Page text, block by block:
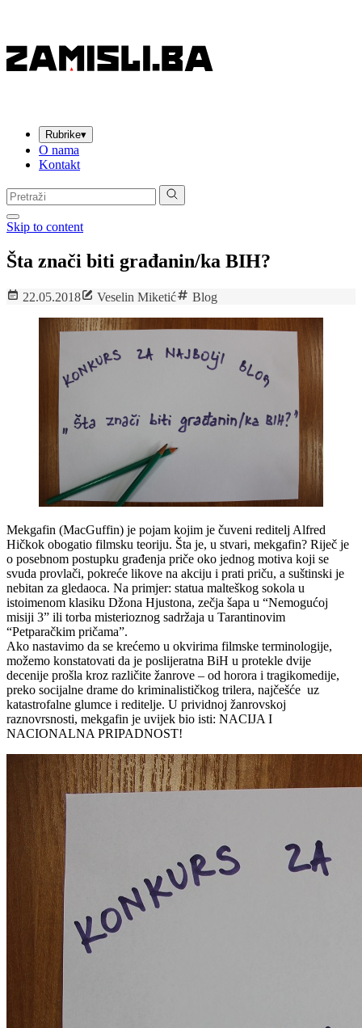
Rubrike▾
O nama
Kontakt
Pretraga:
Skip to content
Šta znači biti građanin/ka BIH?
22.05.2018 Veselin Miketić Blog
Mekgafin (MacGuffin) je pojam kojim je čuveni reditelj Alfred
Hičkok obogatio filmsku teoriju. Šta je, u stvari, mekgafin? Riječ je
o posebnom postupku građenja priče oko jednog motiva koji se
svuda provlači, pokreće likove na akciju i prati priču, a suštinski je
nebitan za gledaoca. Na primjer: statua malteškog sokola u
istoimenom klasiku Džona Hjustona, zečja šapa u “Nemogućoj
misiji 3” ili torba misterioznog sadržaja u Tarantinovim
“Petparačkim pričama”.
Ako nastavimo da se krećemo u okvirima filmske terminologije,
možemo konstatovati da je poslijeratna BiH u protekle dvije
decenije prošla kroz različite žanrove – od horora i tragikomedije,
preko socijalne drame do kriminalističkog trilera, najčešće uz
katastrofalne glumce i reditelje. U prividnoj žanrovskoj
raznovrsnosti, mekgafin je uvijek bio isti: NACIJA I
NACIONALNA PRIPADNOST!